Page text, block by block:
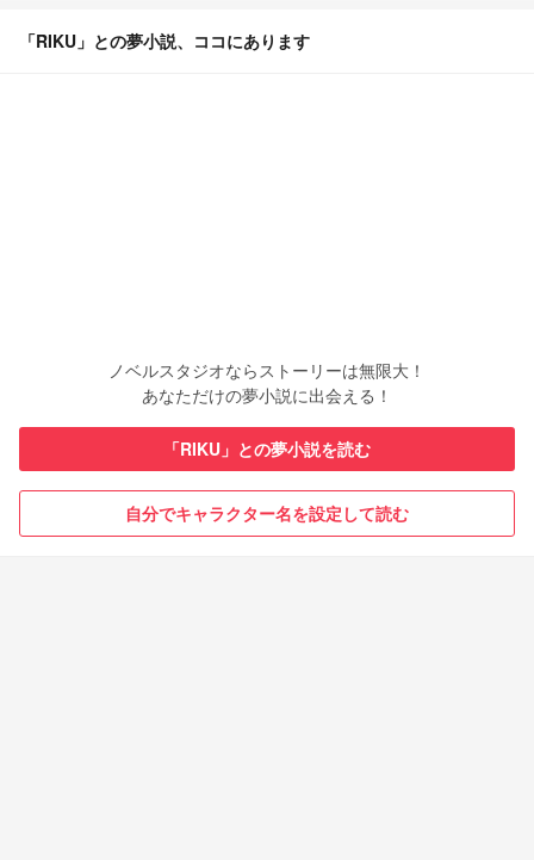
「RIKU」との夢小説、ココにあります
ノベルスタジオならストーリーは無限大！
あなただけの夢小説に出会える！
「RIKU」との夢小説を読む
自分でキャラクター名を設定して読む